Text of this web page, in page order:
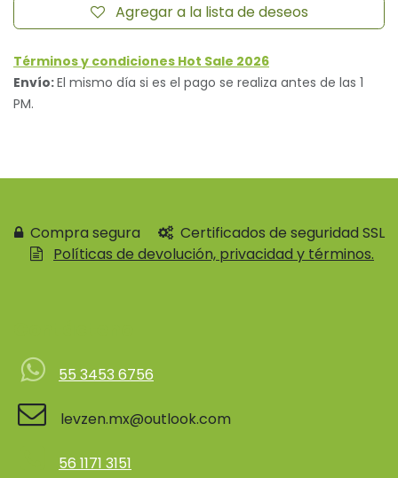
Agregar a la lista de deseos
Términos y condiciones Hot Sale 2026
Envío:El mismo día si es el pago se realiza antes de las 1
PM.
Compra segura
Certificados de seguridad SSL
Políticas de devolución, privacidad y términos.
55 3453 6756
levzen.mx@outlook.com
56 1171 3151